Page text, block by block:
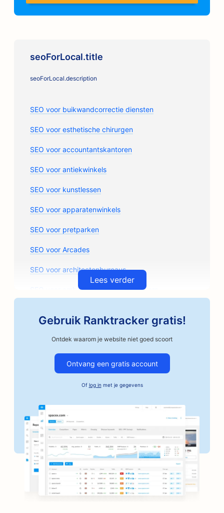
seoForLocal.title
seoForLocal.description
SEO voor buikwandcorrectie diensten
SEO voor esthetische chirurgen
SEO voor accountantskantoren
SEO voor antiekwinkels
SEO voor kunstlessen
SEO voor apparatenwinkels
SEO voor pretparken
SEO voor Arcades
SEO voor architectenbureaus
SEO voor ambachtelijke koffiebranders
SEO voor autobedrijven
SEO voor borgtochtdiensten
SEO voor banken
SEO voor bakkerijen
SEO voor kapperszaken
SEO voor BBQ-restaurants
SEO voor boetieks
Lees verder
Gebruik Ranktracker gratis!
Ontdek waarom je website niet goed scoort
Ontvang een gratis account
Of log in met je gegevens